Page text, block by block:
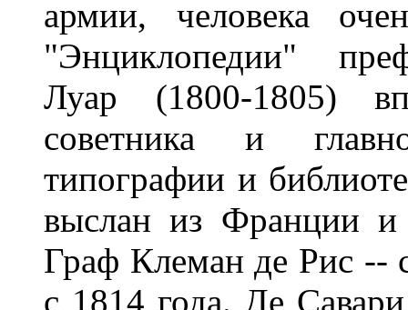
армии, человека
"Энциклопедии"
Луар (1800-1805)
советника и
типографии и
выслан из Франции и
Граф Клеман де Рис --
с 1814 года. Де